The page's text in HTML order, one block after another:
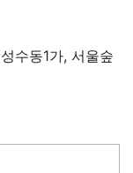
수동1가, 서울숲